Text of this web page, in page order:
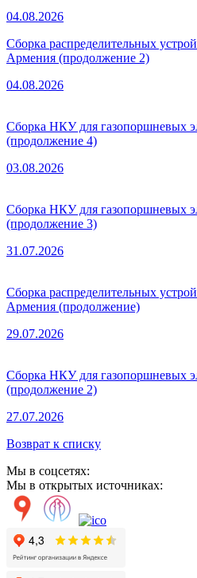
04.08.2026
Сборка распределительных
Армения (продолжение 2)
04.08.2026
Сборка НКУ для газопоршневых
(продолжение 4)
03.08.2026
Сборка НКУ для газопоршневых
(продолжение 3)
31.07.2026
Сборка распределительных
Армения (продолжение)
29.07.2026
Сборка НКУ для газопоршневых
(продолжение 2)
27.07.2026
Возврат к списку
Мы в соцсетях:
Мы в открытых источниках: